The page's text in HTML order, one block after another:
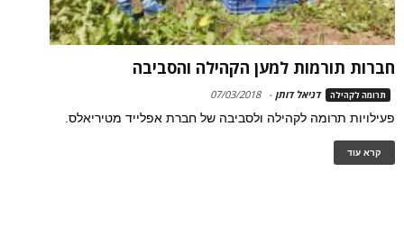
חברות תורמות למען הקהילה והסביבה
תרומה לקהילה דניאל דותן -
07/03/2018
פעילויות תרומה לקהילה ולסביבה של חברת אפלייד מטיריאלס.
קרא עוד